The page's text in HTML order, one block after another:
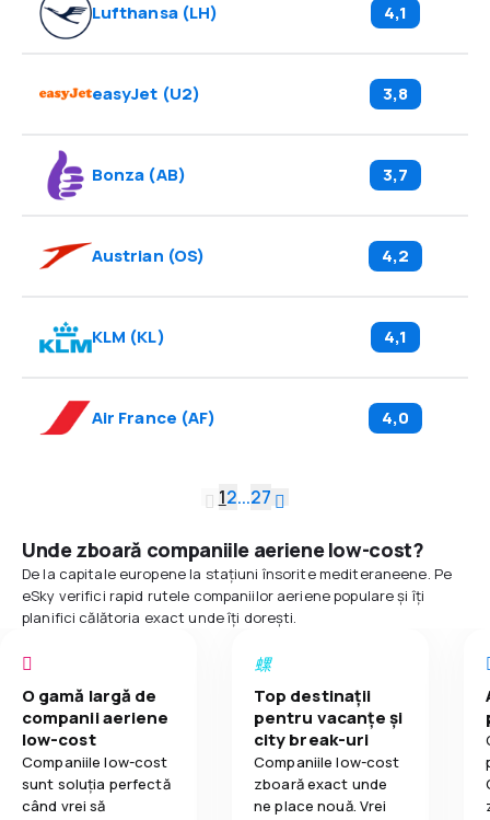
Lufthansa(LH) 4,1
easyJet (U2) 3,8
Bonza (AB) 3,7
Austrian (OS) 4,2
KLM (KL) 4,1
Air France (AF) 4,0
12...27
Unde zboară companiile aeriene low-cost?
De la capitale europene la stațiuni însorite mediteraneene. Pe
eSky verifici rapid rutele companiilor aeriene populare și îți
planifici călătoria exact unde îți dorești.
O gamă largă de
companii aeriene
low-cost
Companiile low-cost
sunt soluția perfectă
când vrei să
Top destinații
pentru vacanțe și
city break-uri
Companiile low-cost
zboară exact unde
ne place nouă. Vrei